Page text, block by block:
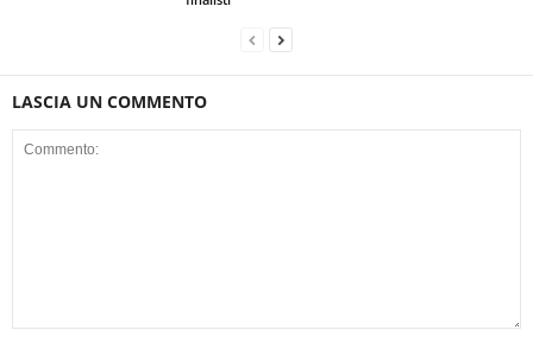
LASCIA UN COMMENTO